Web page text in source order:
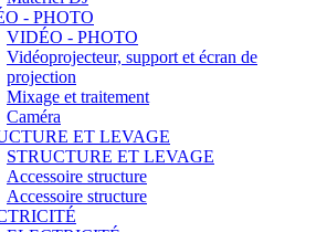
- PHOTO
VIDÉO - PHOTO
Vidéoprojecteur, support et écran de
projection
Mixage et traitement
Caméra
ET LEVAGE
STRUCTURE ET LEVAGE
Accessoire structure
Accessoire structure